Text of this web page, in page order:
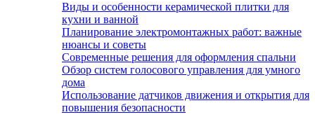
Виды и особенности керамической плитки для
кухни и ванной
Планирование электромонтажных работ: важные
нюансы и советы
Современные решения для оформления спальни
Обзор систем голосового управления для умного
дома
Использование датчиков движения и открытия для
повышения безопасности